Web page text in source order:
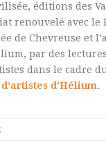
éditions des
renouvelé avec le
de Chevreuse et
par des
dans le cadre du
d’Hélium.